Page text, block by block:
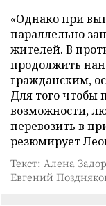
«Однако при
параллельно
жителей. В
продолжить
гражданским,
Для того чтобы
возможности,
перевозить в
резюмирует
Текст: Алена
Евгений